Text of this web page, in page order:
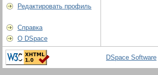
Редактировать профиль
Справка
О DSpace
DSpace Software